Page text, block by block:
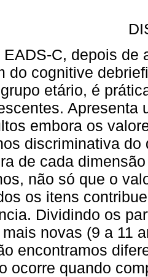
C, depois de
do cognitive
etário, é
Apresenta
embora os
discriminativa
de cada
não só que o
os itens
Dividindo os
novas (9 a 11
encontramos
ocorre quando